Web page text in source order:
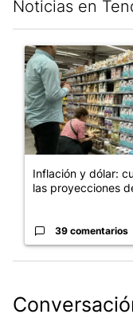
Noticias en
Un artículo de
Inflación y dólar:
las proyecciones
39 comentarios